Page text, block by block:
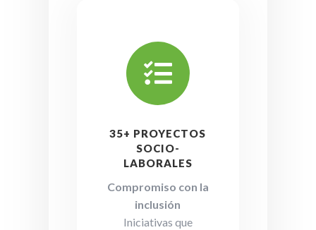

35+ PROYECTOS
SOCIO-
LABORALES
Compromiso con la
inclusión
Iniciativas que